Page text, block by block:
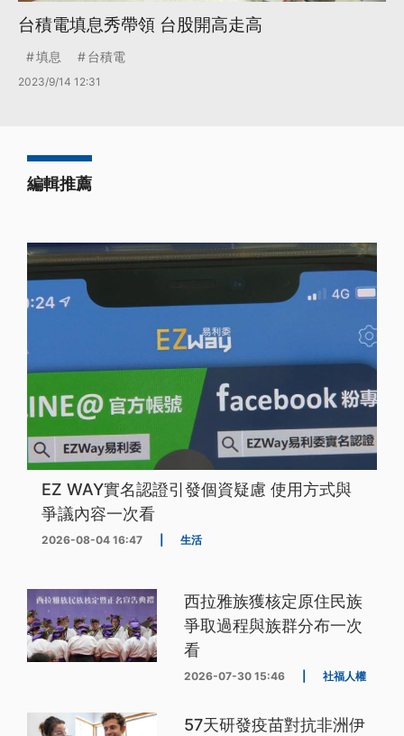
台積電填息秀帶領 台股開高走高
填息 台積電
2023/9/14 12:31
編輯推薦
EZ WAY實名認證引發個資疑慮 使用方式與
爭議內容一次看
2026-08-04 16:47 生活
西拉雅族獲核定原住民族
爭取過程與族群分布一次
看
2026-07-30 15:46 社福人權
57天研發疫苗對抗非洲伊